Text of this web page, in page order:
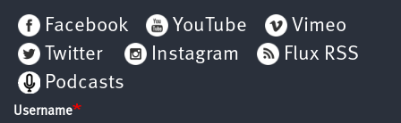
Facebook
YouTube
Vimeo
Twitter
Instagram
Flux RSS
Podcasts
Username